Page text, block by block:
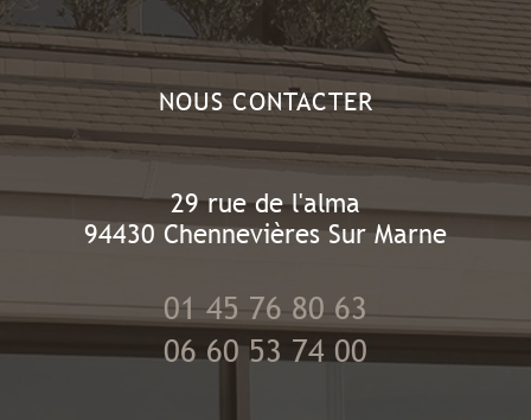
NOUS CONTACTER
29 rue de l'alma
94430 Chennevières Sur Marne
01 45 76 80 63
06 60 53 74 00